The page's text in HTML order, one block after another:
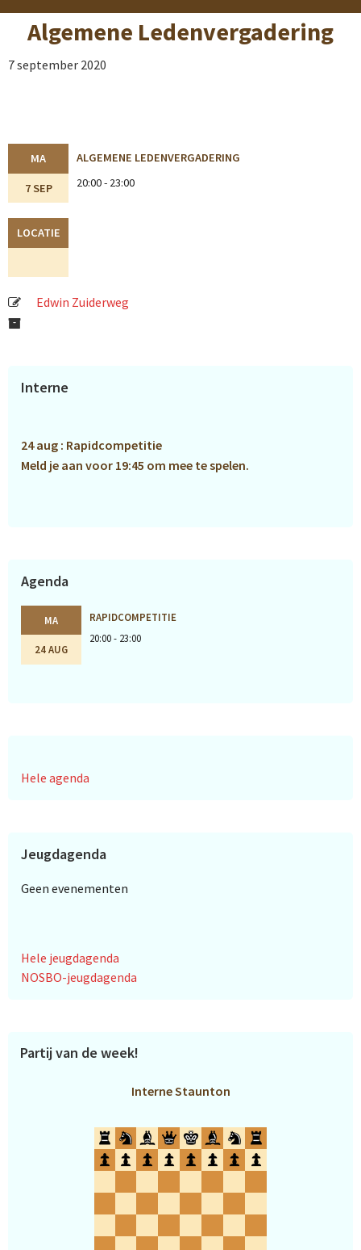
Algemene Ledenvergadering
7 september 2020
MA
7 SEP
ALGEMENE LEDENVERGADERING
20:00 - 23:00
LOCATIE
Edwin Zuiderweg
Primaire
Interne
24 aug : Rapidcompetitie
Meld je aan voor 19:45 om mee te spelen.
Agenda
MA
24 AUG
RAPIDCOMPETITIE
20:00 - 23:00
Hele agenda
Jeugdagenda
Geen evenementen
Hele jeugdagenda
NOSBO-jeugdagenda
Partij van de week!
Interne Staunton